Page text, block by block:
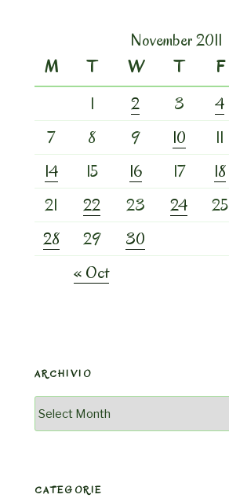
November 2011
M
T W T F
1
2 3 4
7
8 9 10 11
14
15 16 17 18
21
22 23 24 25
28
29
30
« Oct
ARCHIVIO
Archivio
CATEGORIE